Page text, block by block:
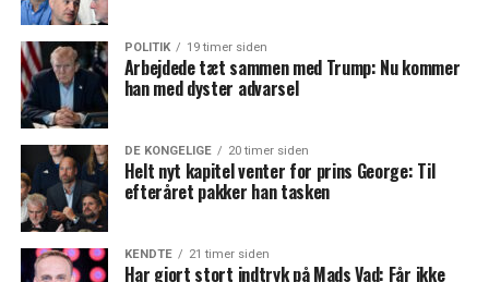
POLITIK 19 timer siden
Arbejdede tæt sammen med Trump: Nu kommer
han med dyster advarsel
DE KONGELIGE 20 timer siden
Helt nyt kapitel venter for prins George: Til
efteråret pakker han tasken
KENDTE 21 timer siden
Har gjort stort indtryk på Mads Vad: Får ikke